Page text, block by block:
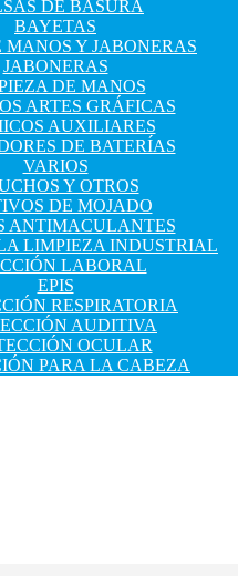
DE BASURA
BAYETAS
Y JABONERAS
JABONERAS
DE MANOS
ARTES GRÁFICAS
AUXILIARES
DE BATERÍAS
VARIOS
Y OTROS
DE MOJADO
ANTIMACULANTES
LIMPIEZA INDUSTRIAL
LABORAL
EPIS
RESPIRATORIA
AUDITIVA
OCULAR
PARA LA CABEZA